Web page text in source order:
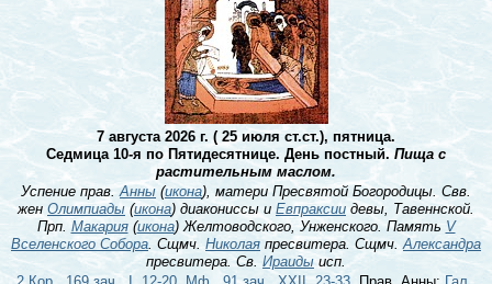
7 августа 2026 г. ( 25 июля ст.ст.), пятница.
Седмица 10-я по Пятидесятнице. День постный. Пища с
растительным маслом.
Успение прав.Анны (икона), матери Пресвятой Богородицы. Свв.
жен Олимпиады (икона) диакониссы и Евпраксии девы, Тавеннской.
Прп.Макария(икона) Желтоводского, Унженского. Память V
Вселенского Собора. Сщмч. Николая пресвитера. Сщмч.Александра
пресвитера. Св. Ираидыисп.